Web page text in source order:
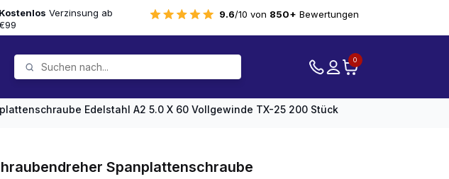
Kostenlos Verzinsung ab
9.6/10 von 850+ Bewertungen
0
Edelstahl A2 5.0 X 60 Vollgewinde TX-25 200 Stück
Spanplattenschraube